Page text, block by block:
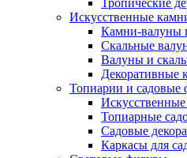
Тропические
Искусственные
Камни-валуны
Скальные
Валуны и
Декоративные
Топиарии и садовые
Топиарные
Садовые
Каркасы для